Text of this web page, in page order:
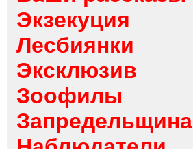
Экзекуция
Лесбиянки
Эксклюзив
Зоофилы
Запредельщина